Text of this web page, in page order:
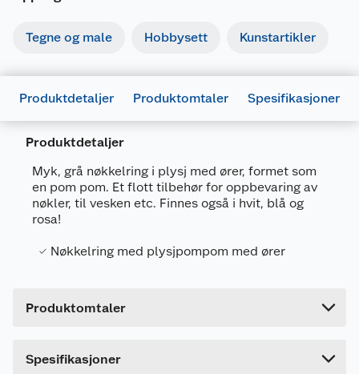
Tegne og male Hobbysett Kunstartikler
Produktdetaljer Produktomtaler Spesifikasjoner
Produktdetaljer
Myk, grå nøkkelring i plysj med ører, formet som
en pom pom. Et flott tilbehør for oppbevaring av
nøkler, til vesken etc. Finnes også i hvit, blå og
rosa!
Nøkkelring med plysjpompom med ører
Produktomtaler
Dette produktet har ikke fått noen omtale ennå.
Spesifikasjoner
Artikkelnummer
7036578028323
Leverandørens artikkelnummer
8-802832
Lengde